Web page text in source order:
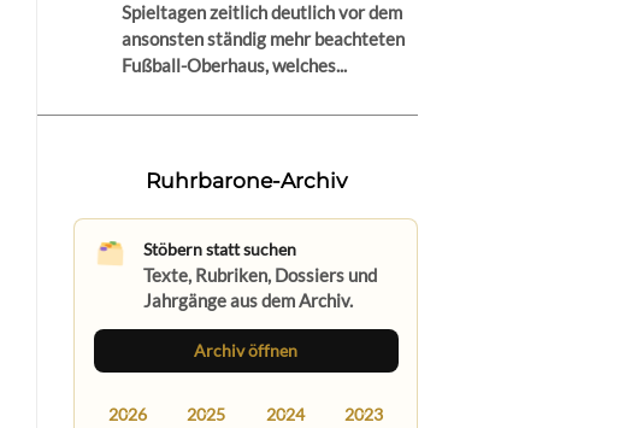
Spieltagen zeitlich deutlich vor dem
ansonsten ständig mehr beachteten
Fußball-Oberhaus, welches...
Ruhrbarone-Archiv
Stöbern statt suchen
Texte, Rubriken, Dossiers und
Jahrgänge aus dem Archiv.
Archiv öffnen
2026 2025 2024 2023